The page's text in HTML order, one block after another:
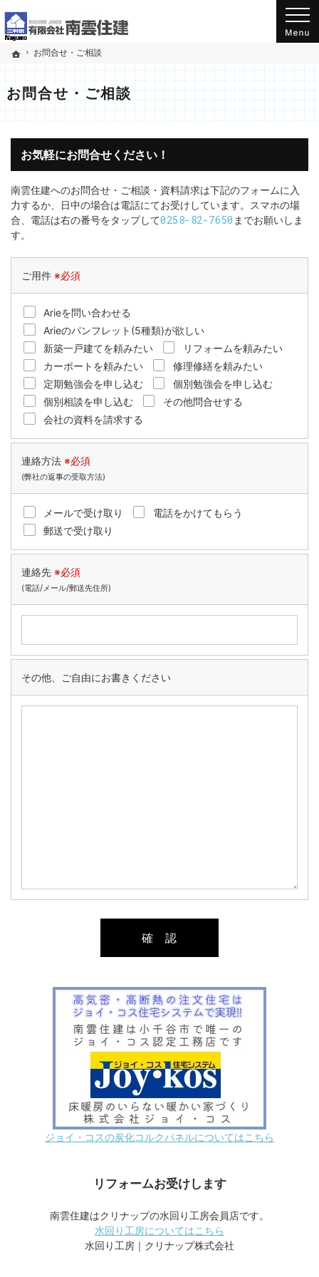
ホーム
お問合せ・ご相談
お問合せ・ご相談
新潟県小千谷市千谷(工業団地入口バス停から南)にある工務店の南雲住建のホームページ
三軒家 有限会社南雲住建のホームページへようこそ！
お気軽にお問合せください！
南雲住建へのお問合せ・ご相談・資料請求は下記のフォームに入
力するか、日中の場合は電話にてお受けしています。スマホの場
合、電話は右の番号をタップして0258-82-7650 までお願いしま
す。
ご用件 ※必須
Arieを問い合わせる
Arieのパンフレット(5種類)が欲しい
新築一戸建てを頼みたい
リフォームを頼みたい
カーポートを頼みたい
修理修繕を頼みたい
定期勉強会を申し込む
個別勉強会を申し込む
個別相談を申し込む
その他問合せする
会社の資料を請求する
連絡方法 ※必須
(弊社の返事の受取方法)
メールで受け取り
電話をかけてもらう
郵送で受け取り
連絡先 ※必須
(電話/メール/郵送先住所)
その他、ご自由にお書きください
ジョイ・コスの炭化コルクパネルについてはこちら
リフォームお受けします
南雲住建はクリナップの水回り工房会員店です。
水回り工房についてはこちら
水回り工房｜クリナップ株式会社